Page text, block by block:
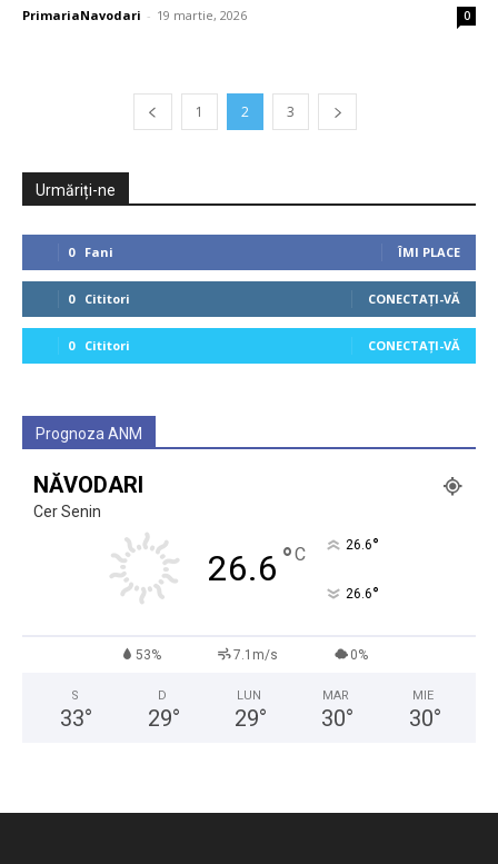
PrimariaNavodari - 19 martie, 2026 0
1 2 3
Urmăriți-ne
0 Fani ÎMI PLACE
0 Cititori CONECTAȚI-VĂ
0 Cititori CONECTAȚI-VĂ
Prognoza ANM
NĂVODARI
Cer Senin
26.6 °C 26.6°
26.6°
53% 7.1m/s 0%
S
33°
D
29°
LUN
29°
MAR
30°
MIE
30°